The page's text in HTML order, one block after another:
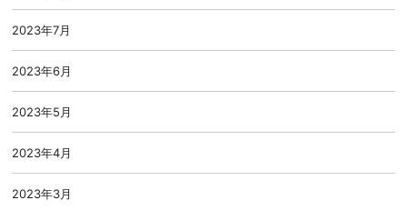
2023年7月
2023年6月
2023年5月
2023年4月
2023年3月